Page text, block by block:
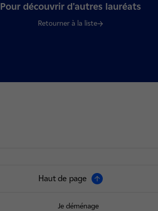
Pour découvrir d'autres lauréats
Retourner à la liste
Haut de page
Je déménage